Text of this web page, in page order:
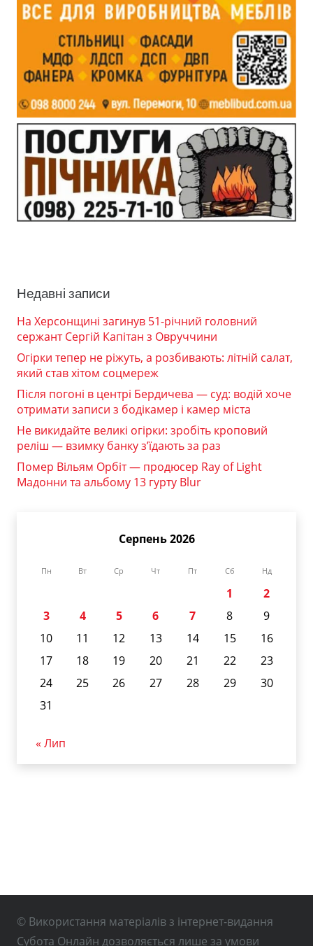
Недавні записи
На Херсонщині загинув 51-річний головний
сержант Сергій Капітан з Овруччини
Огірки тепер не ріжуть, а розбивають: літній салат,
який став хітом соцмереж
Після погоні в центрі Бердичева — суд: водій хоче
отримати записи з бодікамер і камер міста
Не викидайте великі огірки: зробіть кроповий
реліш — взимку банку з’їдають за раз
Помер Вільям Орбіт — продюсер Ray of Light
Мадонни та альбому 13 гурту Blur
Серпень 2026
Пн Вт Ср Чт Пт Сб Нд
1
2
3
4 5 6 7 8
9
10
11 12 13 14 15
16
17
18 19 20 21 22
23
24
25 26 27 28 29
30
31
« Лип
© Використання матеріалів з інтернет-видання
Субота Онлайн дозволяється лише за умови